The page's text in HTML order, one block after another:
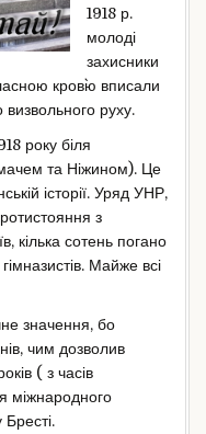
1918 р.
молоді
захисники
кров`ю вписали
визвольного руху.
року біля
та Ніжином). Це
історії. Уряд УНР,
з
кілька сотень погано
Майже всі
значення, бо
чим дозволив
( з часів
міжнародного